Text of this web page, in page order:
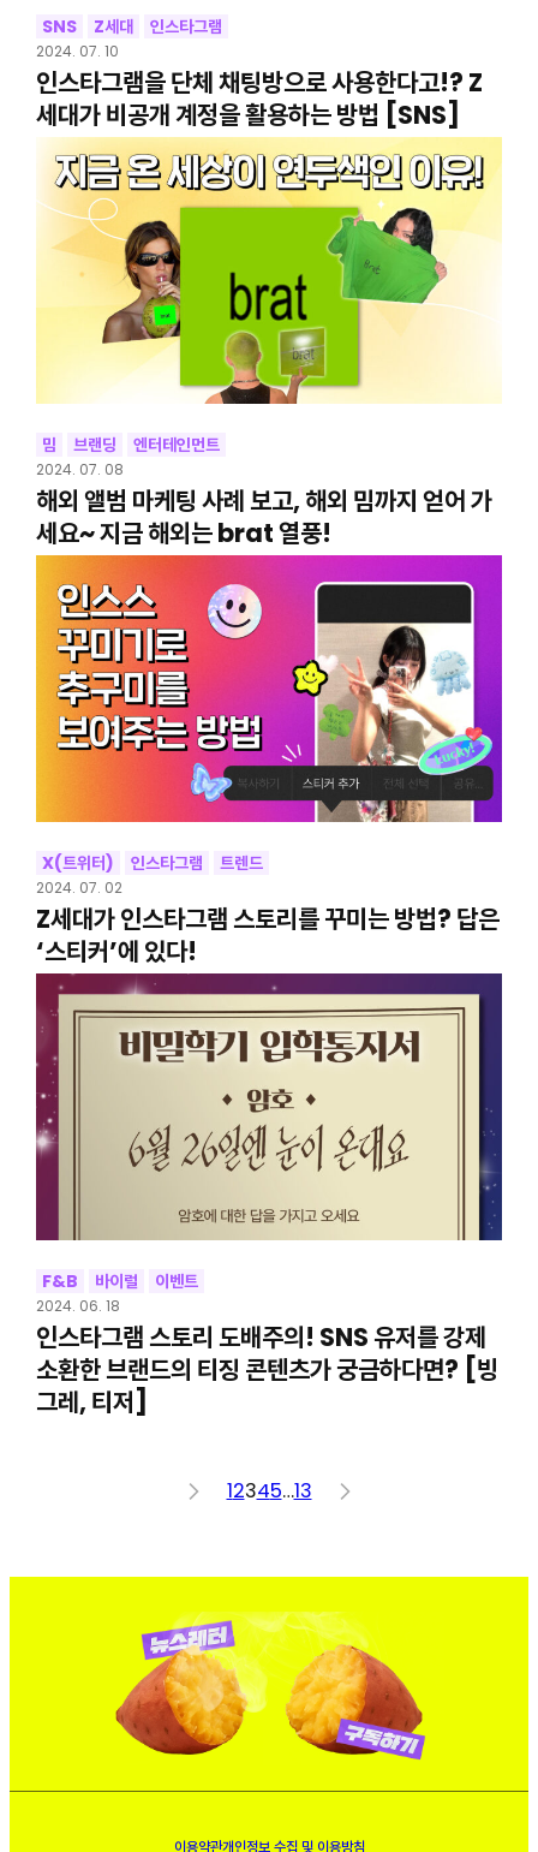
SNS Z세대 인스타그램
2024. 07. 10
인스타그램을 단체 채팅방으로 사용한다고!? Z
세대가 비공개 계정을 활용하는 방법 [SNS]
밈 브랜딩 엔터테인먼트
2024. 07. 08
해외 앨범 마케팅 사례 보고, 해외 밈까지 얻어 가
세요~ 지금 해외는 brat 열풍!
X(트위터) 인스타그램 트렌드
2024. 07. 02
Z세대가 인스타그램 스토리를 꾸미는 방법? 답은
‘스티커’에 있다!
F&B 바이럴 이벤트
2024. 06. 18
인스타그램 스토리 도배주의! SNS 유저를 강제
소환한 브랜드의 티징 콘텐츠가 궁금하다면? [빙
그레, 티저]
< 12345…13 >
이용약관개인정보 수집 및 이용방침